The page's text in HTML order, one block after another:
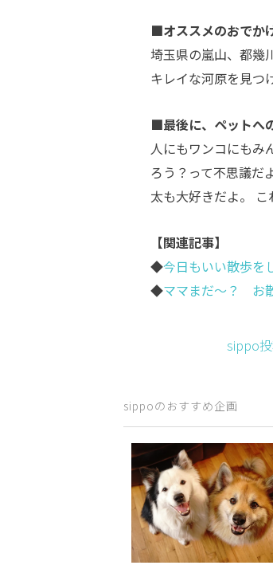
■オススメのおでか
埼玉県の嵐山、都幾
キレイな河原を見つ
■最後に、ペットへ
人にもワンコにもみ
ろう？って不思議だ
太も大好きだよ。
【関連記事】
◆今日もいい散歩を
◆ママまだ～？ お
sippo
sippoのおすすめ企画